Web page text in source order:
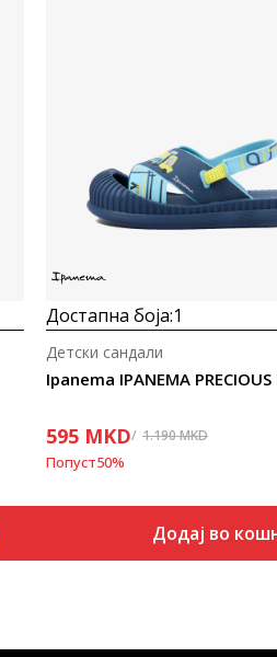
Достапна боја:1
Ipanema IPANEMA PRECIOUS
Детски сандали
595 MKD 1.190MKD
Попуст50%
Додај во